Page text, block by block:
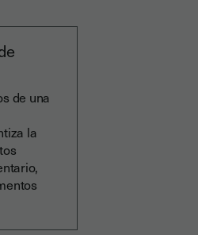
de una
la